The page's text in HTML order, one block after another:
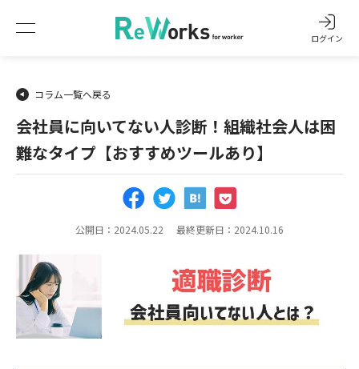
ログイン
コラム一覧へ戻る
会社員に向いてない人診断！組織社会人は困
難なタイプ【おすすめツールあり】
公開日：2024.05.22 最終更新日：2024.10.16